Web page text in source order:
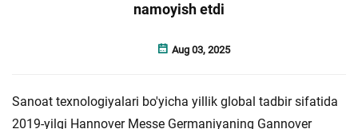
namoyish etdi
Aug 03, 2025
Sanoat texnologiyalari bo'yicha yillik global tadbir sifatida
2019-yilgi Hannover Messe Germaniyaning Gannover